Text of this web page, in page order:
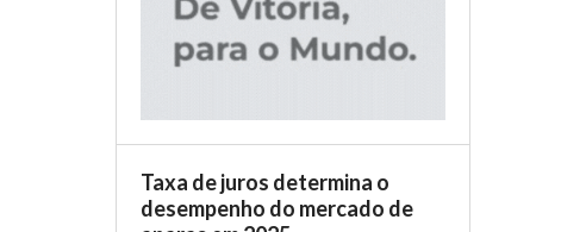
Taxa de juros determina o
desempenho do mercado de